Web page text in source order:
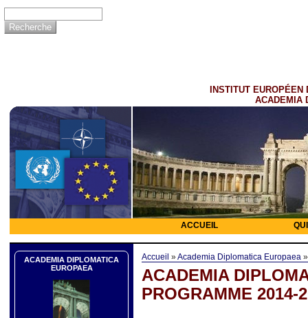
INSTITUT EUROPÉEN
ACADEMIA
ACCUEIL
ACADEMIA DIPLOMATICA
EUROPAEA
Accueil »Academia Diplomatica Europaea
ACADEMIA
PROGRAMME 2014-